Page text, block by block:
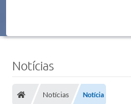
Notícias
Notícias Notícia